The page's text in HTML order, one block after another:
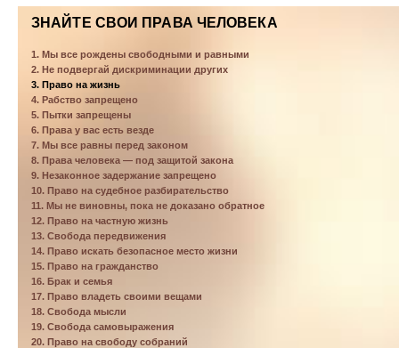
ЗНАЙТЕ СВОИ ПРАВА ЧЕЛОВЕКА
1. Мы все рождены свободными и равными
2. Не подвергай дискриминации других
3. Право на жизнь
4. Рабство запрещено
5. Пытки запрещены
6. Права у вас есть везде
7. Мы все равны перед законом
8. Права человека — под защитой закона
9. Незаконное задержание запрещено
10. Право на судебное разбирательство
11. Мы не виновны, пока не доказано обратное
12. Право на частную жизнь
13. Свобода передвижения
14. Право искать безопасное место жизни
15. Право на гражданство
16. Брак и семья
17. Право владеть своими вещами
18. Свобода мысли
19. Свобода самовыражения
20. Право на свободу собраний